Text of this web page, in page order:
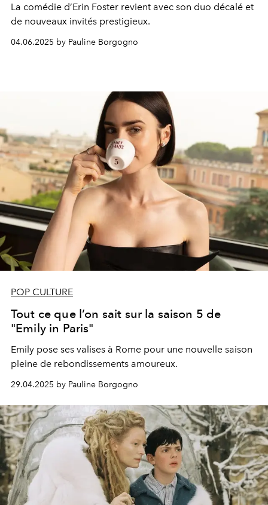
La comédie d’Erin Foster revient avec son duo décalé et
de nouveaux invités prestigieux.
04.06.2025 by Pauline Borgogno
POP CULTURE
Tout ce que l’on sait sur la saison 5 de
"Emily in Paris"
Emily pose ses valises à Rome pour une nouvelle saison
pleine de rebondissements amoureux.
29.04.2025 by Pauline Borgogno